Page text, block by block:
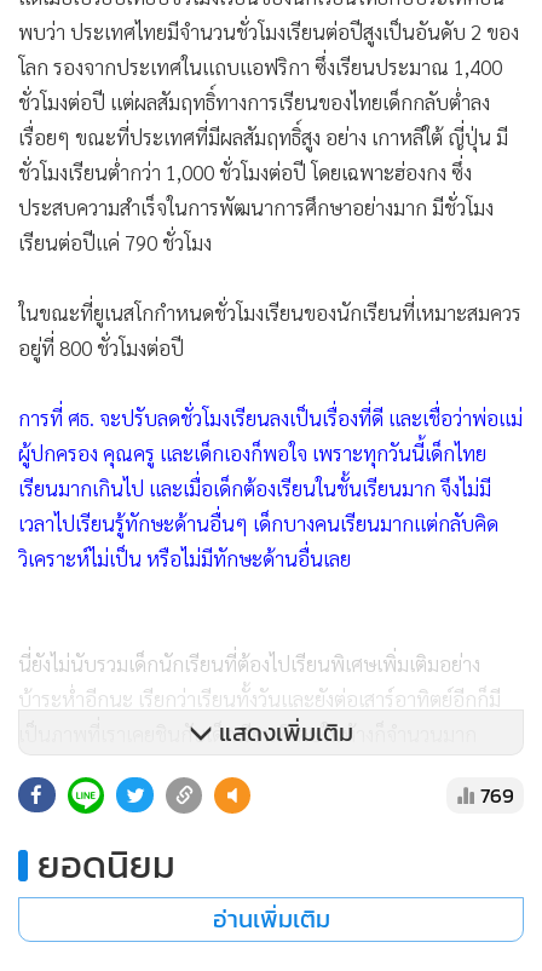
พบว่า ประเทศไทยมีจำนวนชั่วโมงเรียนต่อปีสูงเป็นอันดับ 2 ของ
โลก รองจากประเทศในแถบแอฟริกา ซึ่งเรียนประมาณ 1,400
ชั่วโมงต่อปี แต่ผลสัมฤทธิ์ทางการเรียนของไทยเด็กกลับต่ำลง
เรื่อยๆ ขณะที่ประเทศที่มีผลสัมฤทธิ์สูง อย่าง เกาหลีใต้ ญี่ปุ่น มี
ชั่วโมงเรียนต่ำกว่า 1,000 ชั่วโมงต่อปี โดยเฉพาะฮ่องกง ซึ่ง
ประสบความสำเร็จในการพัฒนาการศึกษาอย่างมาก มีชั่วโมง
เรียนต่อปีแค่ 790 ชั่วโมง
ในขณะที่ยูเนสโกกำหนดชั่วโมงเรียนของนักเรียนที่เหมาะสมควร
อยู่ที่ 800 ชั่วโมงต่อปี
การที่ ศธ. จะปรับลดชั่วโมงเรียนลงเป็นเรื่องที่ดี และเชื่อว่าพ่อแม่
ผู้ปกครอง คุณครู และเด็กเองก็พอใจ เพราะทุกวันนี้เด็กไทย
เรียนมากเกินไป และเมื่อเด็กต้องเรียนในชั้นเรียนมาก จึงไม่มี
เวลาไปเรียนรู้ทักษะด้านอื่นๆ เด็กบางคนเรียนมากแต่กลับคิด
วิเคราะห์ไม่เป็น หรือไม่มีทักษะด้านอื่นเลย
นี่ยังไม่นับรวมเด็กนักเรียนที่ต้องไปเรียนพิเศษเพิ่มเติมอย่าง
บ้าระห่ำอีกนะ เรียกว่าเรียนทั้งวันและยังต่อเสาร์อาทิตย์อีกก็มี
เป็นภาพที่เราเคยชินกับเด็กเรียนพิเศษในห้างก็จำนวนมาก
แต่คำถามที่ตามมาก็คือ แล้วเป็นการแก้ปัญหาที่ถูกที่หรือเปล่า
ถึงรายละเอียดของการปรับลดจำนวนชั่วโมงก็ยังไม่มีอะไรที่
ชัดเจนนอกจากคำกล่าวของ นายกมล รอดคล้าย เลขาธิการคณะ
กรรมการการศึกษาขั้นพื้นฐาน (กพฐ.) ที่บอกว่าเบื้องต้นอาจ
แสดงเพิ่มเติม
769
ยอดนิยม
อ่านเพิ่มเติม